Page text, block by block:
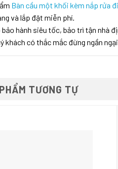
Bàn cầu một khối kèm nắp rửa
và lắp đặt miễn phí.
bảo hành siêu tốc, bảo trì tận nhà
khách có thắc mắc đừng ngần
TƯƠNG TỰ